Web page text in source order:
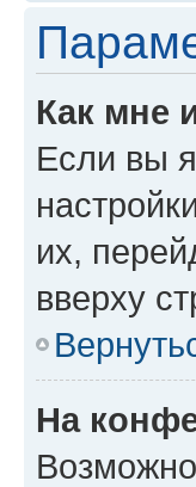
Как мне
Если вы
их,
вверху
На